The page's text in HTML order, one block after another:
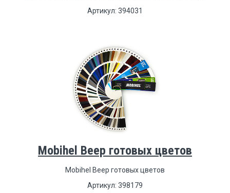
Артикул: 394031
Mobihel Веер готовых цветов
Mobihel Веер готовых цветов
Артикул: 398179